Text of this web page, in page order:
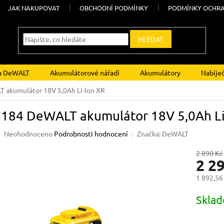
JAK NAKUPOVAT OBCHODNÍ PODMÍNKY PODMÍNKY
HLEDAT
DeWALT Akumulátorové nářadí Akumulátory
akumulátor 18V 5,0Ah Li-Ion XR
DeWALT akumulátor 18V 5,0Ah
Průměrné
Neohodnoceno Podrobnosti hodnocení Značka: DeWALT
2 890 Kč
2
1
cena: